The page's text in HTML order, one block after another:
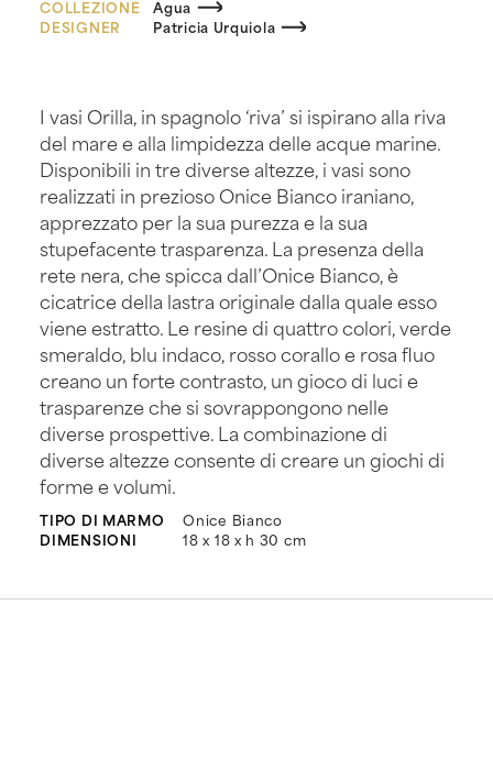
COLLEZIONE
Agua
DESIGNER
Patricia Urquiola
I vasi Orilla, in spagnolo ‘riva’ si ispirano alla riva
del mare e alla limpidezza delle acque marine.
Disponibili in tre diverse altezze, i vasi sono
realizzati in prezioso Onice Bianco iraniano,
apprezzato per la sua purezza e la sua
stupefacente trasparenza. La presenza della
rete nera, che spicca dall’Onice Bianco, è
cicatrice della lastra originale dalla quale esso
viene estratto. Le resine di quattro colori, verde
smeraldo, blu indaco, rosso corallo e rosa fluo
creano un forte contrasto, un gioco di luci e
trasparenze che si sovrappongono nelle
diverse prospettive. La combinazione di
diverse altezze consente di creare un giochi di
forme e volumi.
TIPO DI MARMO
Onice Bianco
DIMENSIONI
18 x 18 x h 30 cm